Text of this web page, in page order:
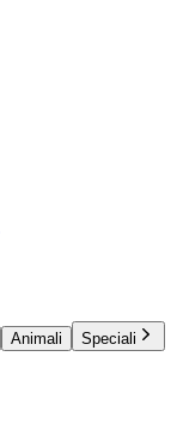
Animali
Speciali